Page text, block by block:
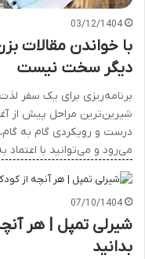
03/12/1404
با خواندن مقالات
دیگر سخت نیست
برنامه‌ریزی برای یک سفر
شیرین‌ترین مراحل پیش از
درست و رویکردی گام به
می‌رود و می‌توانید با اعتماد
07/10/1404
شیرلی تمپل | هر
بدانید